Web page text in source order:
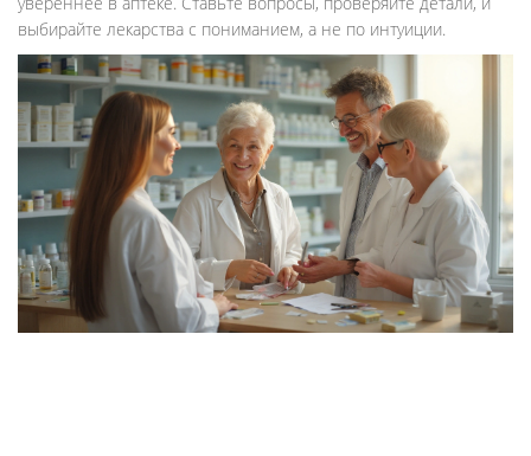
выбирайте лекарства с пониманием, а не по интуиции.